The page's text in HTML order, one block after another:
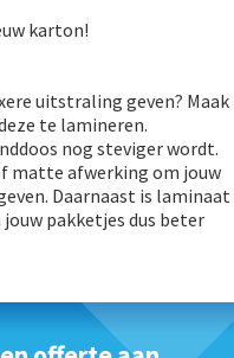
karton!
uitstraling geven? Maak
te lamineren.
nog steviger wordt.
matte afwerking om jouw
Daarnaast is laminaat
pakketjes dus beter